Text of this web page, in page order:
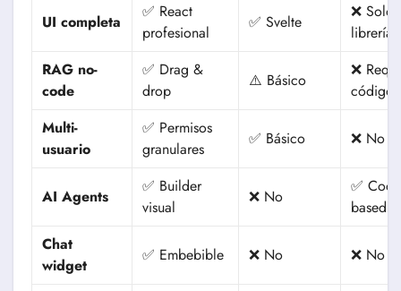
UI completa
✅ React
profesional
✅ Svelte
❌ Solo
librería
RAG no-
code
✅ Drag &
drop
⚠️ Básico
❌
código
Multi-
usuario
✅ Permisos
granulares
✅ Básico ❌ No
AI Agents
✅ Builder
visual
❌ No
✅
based
Chat
widget
✅ Embebible ❌ No ❌ No